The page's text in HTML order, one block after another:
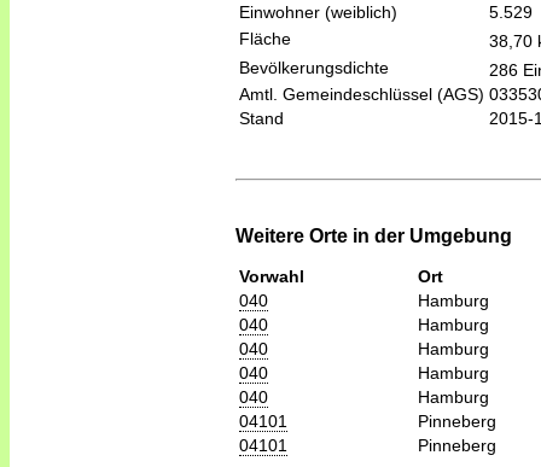
Einwohner (weiblich)
5.529
Fläche
38,70
Bevölkerungsdichte
286
Amtl. Gemeindeschlüssel (AGS)
Stand
2015-
Weitere Orte in der Umgebung
Vorwahl
Ort
040
Hamburg
040
Hamburg
040
Hamburg
040
Hamburg
040
Hamburg
04101
Pinneberg
04101
Pinneberg